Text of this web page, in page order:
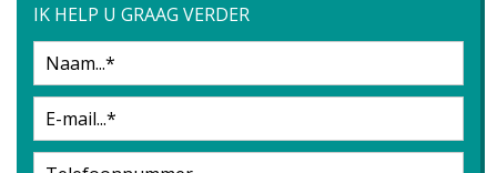
IK HELP U GRAAG VERDER